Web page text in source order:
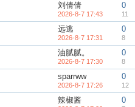
刘倩倩
2026-8-7 17:43
0
11
远逃
2026-8-7 17:31
0
8
油腻腻。
2026-8-7 17:30
0
8
sparrww
2026-8-7 17:26
0
12
辣椒酱 0